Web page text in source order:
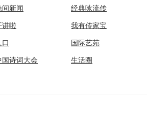
间新闻 经典咏流传
讲啦 我有传家宝
口 国际艺苑
国诗词大会 生活圈